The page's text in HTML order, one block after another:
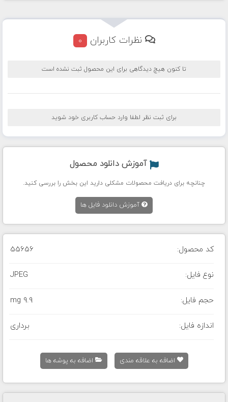
نظرات کاربران 0
تا کنون هیچ دیدگاهی برای این محصول ثبت نشده است
برای ثبت نظر لطفا وارد حساب کاربری خود شوید
آموزش دانلود محصول
چنانچه برای دریافت محصولات مشکلی دارید این بخش را بررسی کنید.
آموزش دانلود فایل ها
کد محصول: 55656
نوع فایل: JPEG
حجم فایل: 9.9 mg
اندازه فایل: برداری
اضافه به علاقه مندی اضافه به پوشه ها